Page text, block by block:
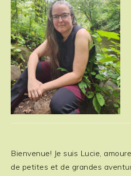
Bienvenue! Je suis Lucie,
de petites et de grandes